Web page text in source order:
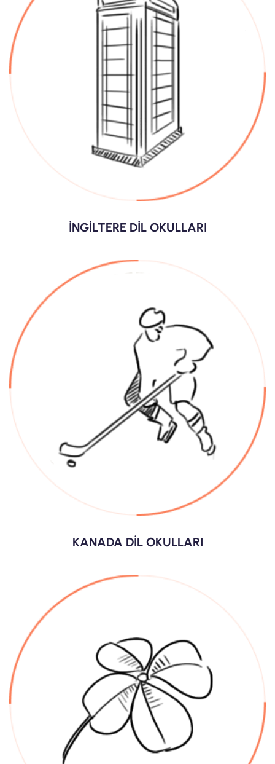
almak, dil becerilerini geliştirirken unutulmaz bir deneyim
yaşamanı sağlayacak ve dil okullarının sunduğu fırsatları
keşfetmene yardımcı olacaktır. En iyi fiyatlarla Yeni Zelanda
dil okullarına kayıt olmak ve sürecinin sorunsuz şekilde
yönetmek için Gowest ile
geçebilir, Yeni Zelanda
dil eğitimine dair tüm detayları öğrenebilirsin.
İNGİLTERE DİL OKULLARI
KANADA DİL OKULLARI